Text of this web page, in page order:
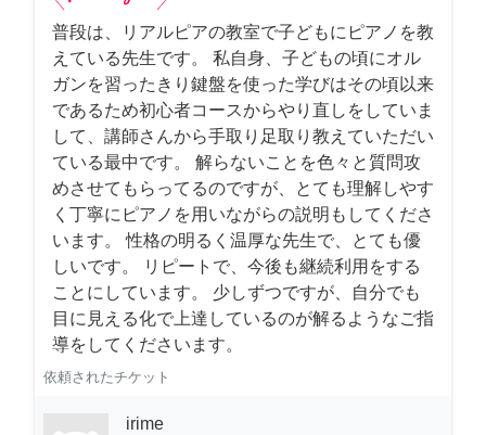
普段は、リアルピアの教室で子どもにピアノを教
えている先生です。 私自身、子どもの頃にオル
ガンを習ったきり鍵盤を使った学びはその頃以来
であるため初心者コースからやり直しをしていま
して、講師さんから手取り足取り教えていただい
ている最中です。 解らないことを色々と質問攻
めさせてもらってるのですが、とても理解しやす
く丁寧にピアノを用いながらの説明もしてくださ
います。 性格の明るく温厚な先生で、とても優
しいです。 リピートで、今後も継続利用をする
ことにしています。 少しずつですが、自分でも
目に見える化で上達しているのが解るようなご指
導をしてくださいます。
依頼されたチケット
irime